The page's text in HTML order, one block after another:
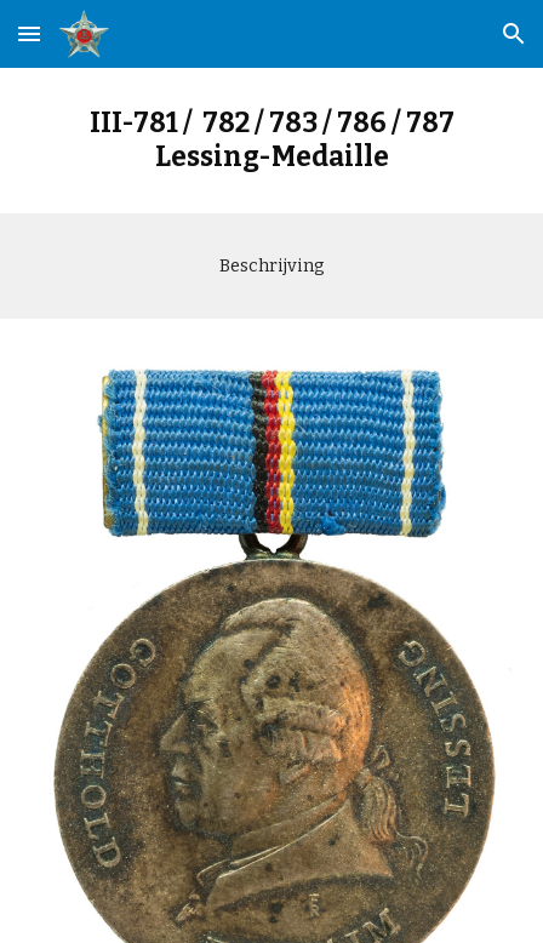
Skip to main content Skip to navigation
III-781 / 782 / 783 / 786 / 787
Lessing-Medaille
Beschrijving